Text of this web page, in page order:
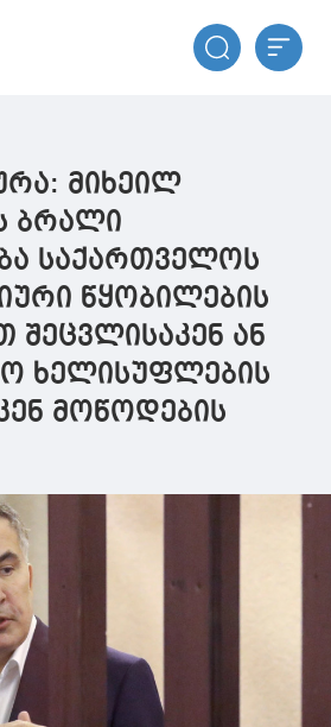
მიხეილ
ბრალი
საქართველოს
წყობილების
ან
ხელისუფლების
მოწოდების